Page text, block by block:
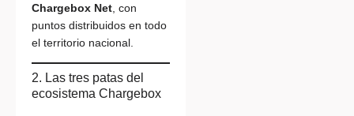
Chargebox Net , con
puntos distribuidos en todo
el territorio nacional.
2. Las tres patas del
ecosistema Chargebox